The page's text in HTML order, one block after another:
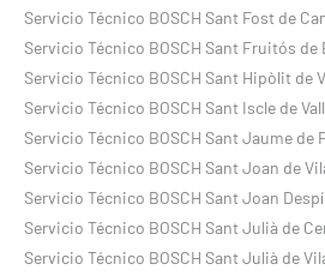
Servicio Técnico BOSCH Sant Fost de
Servicio Técnico BOSCH Sant Fruitós de
Servicio Técnico BOSCH Sant Hipòlit de
Servicio Técnico BOSCH Sant Iscle de
Servicio Técnico BOSCH Sant Jaume de
Servicio Técnico BOSCH Sant Joan de
Servicio Técnico BOSCH Sant Joan Despí
Servicio Técnico BOSCH Sant Julià de
Servicio Técnico BOSCH Sant Julià de